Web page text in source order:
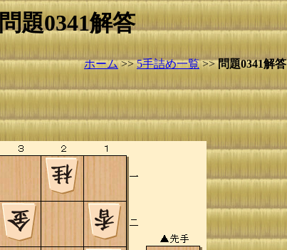
題0341解答
ホーム>>5手詰め一覧>>問題0341解答